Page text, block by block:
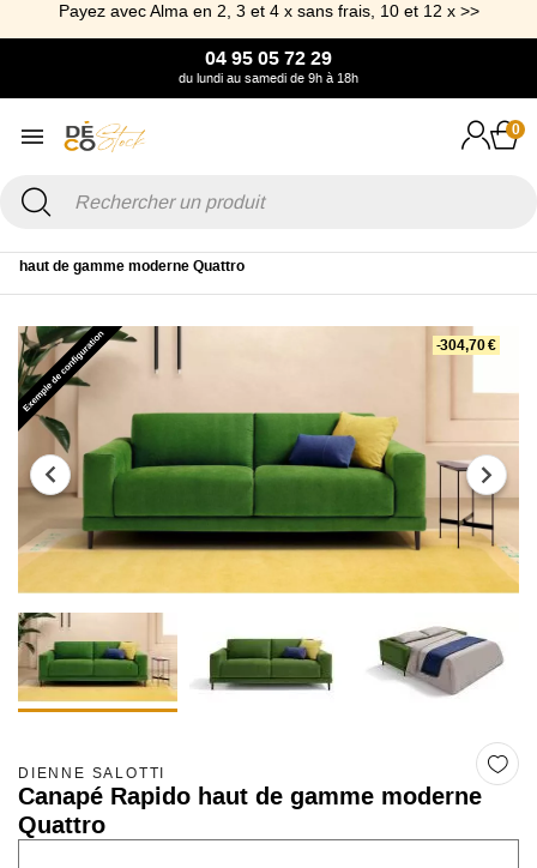
Payez avec Alma en 2, 3 et 4 x sans frais, 10 et 12 x >>
04 95 05 72 29
du lundi au samedi de 9h à 18h
0
haut de gamme moderne Quattro
-304,70 €
DIENNE SALOTTI
Canapé Rapido haut de gamme moderne
Quattro